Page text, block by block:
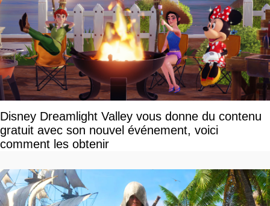
Disney Dreamlight Valley vous donne du contenu
gratuit avec son nouvel événement, voici
comment les obtenir